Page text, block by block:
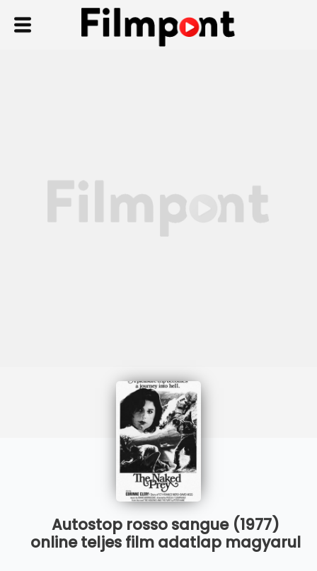
Autostop rosso sangue (1977)
online teljes film adatlap magyarul